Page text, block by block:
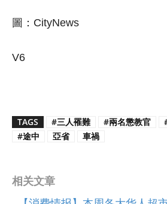
圖：CityNews
V6
TAGS #三人罹難 #兩名懲教官
#途中
亞省 車禍
相关文章